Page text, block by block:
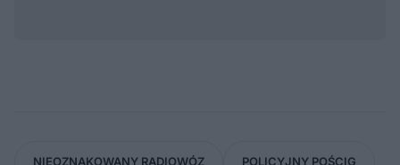
NIEOZNAKOWANY RADIOWÓZ POLICYJNY POŚCIG